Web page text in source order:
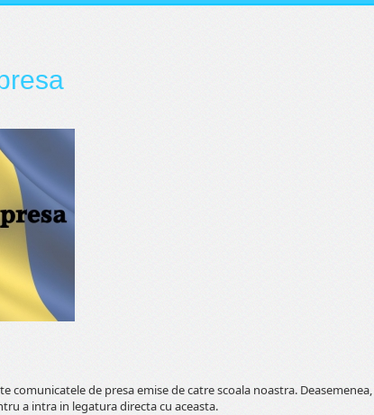
comunicatele de presa emise de catre scoala noastra.
a intra in legatura directa cu aceasta.